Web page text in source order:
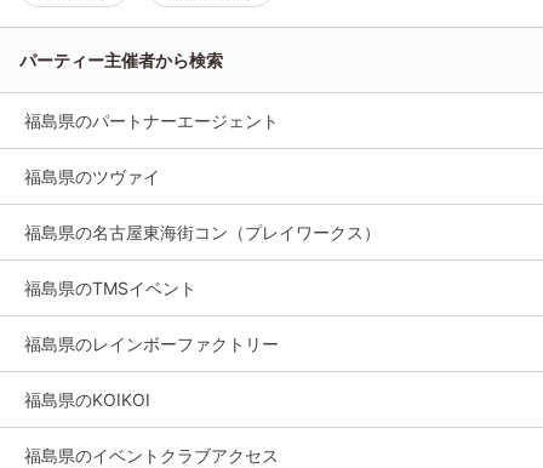
パーティー主催者から検索
福島県のパートナーエージェント
福島県のツヴァイ
福島県の名古屋東海街コン（プレイワークス）
福島県のTMSイベント
福島県のレインボーファクトリー
福島県のKOIKOI
福島県のイベントクラブアクセス